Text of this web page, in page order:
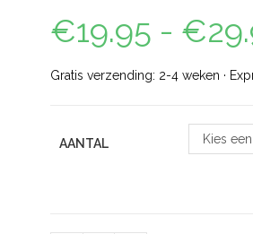
5.00op 5
gebaseerd
waarderinge
€19.95 - €
Gratis verzending: 2-4 weken ·
AANTAL Kies